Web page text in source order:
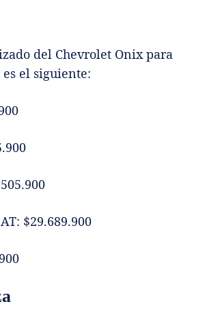
del Chevrolet Onix para
es el siguiente:
$29.689.900